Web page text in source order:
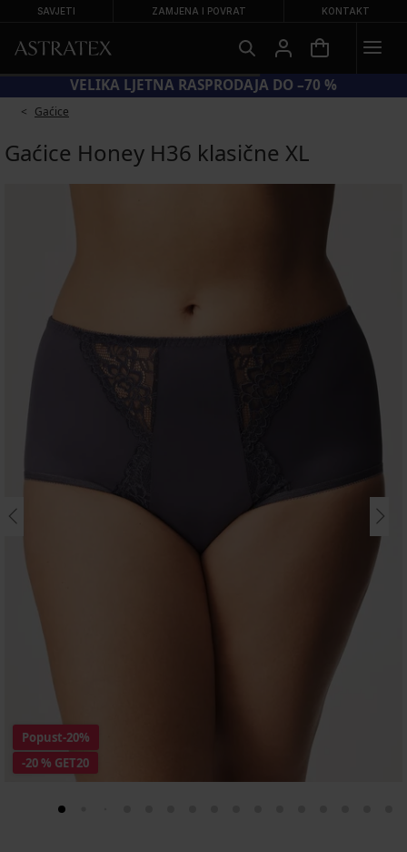
SAVJETI ZAMJENA I POVRAT KONTAKT
VELIKA LJETNA RASPRODAJA DO –70 %
Gaćice
Gaćice Honey H36 klasične XL
-20 % GET20
Popust-20%